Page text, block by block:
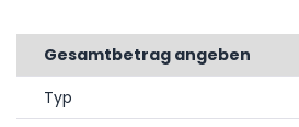
Gesamtbetrag angeben
Typ